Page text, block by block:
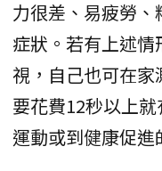
力很差、易疲勞
症狀。若有上述
視，自己也可在家
要花費12秒以上
運動或到健康促進